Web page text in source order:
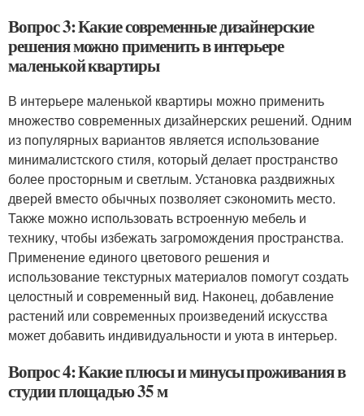
Вопрос 3: Какие современные дизайнерские
решения можно применить в интерьере
маленькой квартиры
В интерьере маленькой квартиры можно применить
множество современных дизайнерских решений. Одним
из популярных вариантов является использование
минималистского стиля, который делает пространство
более просторным и светлым. Установка раздвижных
дверей вместо обычных позволяет сэкономить место.
Также можно использовать встроенную мебель и
технику, чтобы избежать загромождения пространства.
Применение единого цветового решения и
использование текстурных материалов помогут создать
целостный и современный вид. Наконец, добавление
растений или современных произведений искусства
может добавить индивидуальности и уюта в интерьер.
Вопрос 4: Какие плюсы и минусы проживания в
студии площадью 35 м